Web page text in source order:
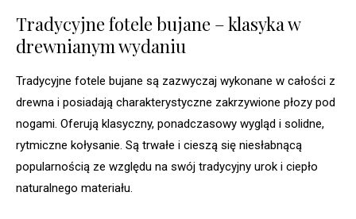
Tradycyjne fotele bujane – klasyka w
drewnianym wydaniu
Tradycyjne fotele bujane są zazwyczaj wykonane w całości z
drewna i posiadają charakterystyczne zakrzywione płozy pod
nogami. Oferują klasyczny, ponadczasowy wygląd i solidne,
rytmiczne kołysanie. Są trwałe i cieszą się niesłabnącą
popularnością ze względu na swój tradycyjny urok i ciepło
naturalnego materiału.